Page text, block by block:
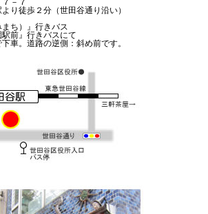
－７
り徒歩２分（世田谷通り沿い）
ち）』行きバス
前』行きバスにて
。道路の逆側：斜め前です。